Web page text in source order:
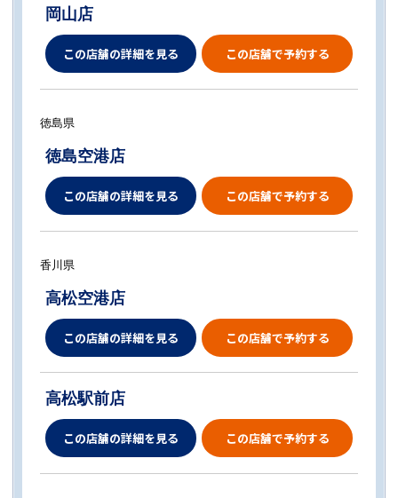
岡山店
この店舗の詳細を見る この店舗で予約する
徳島県
徳島空港店
この店舗の詳細を見る この店舗で予約する
香川県
高松空港店
この店舗の詳細を見る この店舗で予約する
高松駅前店
この店舗の詳細を見る この店舗で予約する